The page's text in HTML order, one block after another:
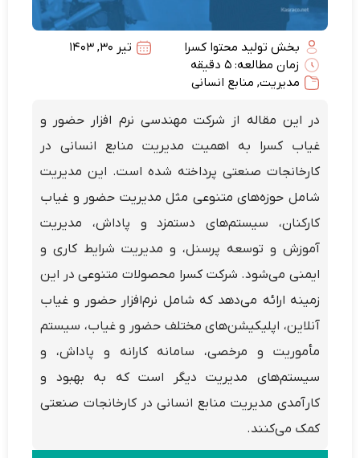
بخش تولید محتوا کسرا
تیر 30, 1403
زمان مطالعه: 5 دقیقه
مدیریت, منابع انسانی
در این مقاله از شرکت مهندسی نرم افزار حضور و
غیاب کسرا به اهمیت مدیریت منابع انسانی در
کارخانجات صنعتی پرداخته شده است. این مدیریت
شامل حوزه‌های متنوعی مثل مدیریت حضور و غیاب
کارکنان، سیستم‌های دستمزد و پاداش، مدیریت
آموزش و توسعه پرسنل، و مدیریت شرایط کاری و
ایمنی می‌شود. شرکت کسرا محصولات متنوعی در این
زمینه ارائه می‌دهد که شامل نرم‌افزار حضور و غیاب
آنلاین، اپلیکیشن‌های مختلف حضور و غیاب، سیستم
مأموریت و مرخصی، سامانه کارانه و پاداش، و
سیستم‌های مدیریت دیگر است که به بهبود و
کارآمدی مدیریت منابع انسانی در کارخانجات صنعتی
کمک می‌کنند.